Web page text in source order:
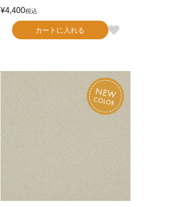
¥4,400税込
カートに入れる